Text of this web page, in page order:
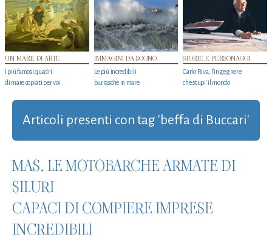
UN MARE DI ARTE
I più famosi quadri
di mare copiati per voi
IMMAGINI DA SOGNO
Le più incredibili
burrasche in mare
STORIE E PERSONAGGI
Carlo Riva, l’ingegnere
che stupi' il mondo
Articoli presenti con tag 'beffa di Buccari'
MAS, LE MOTOBARCHE ARMATE DI
SILURI
CAPACI DI COMPIERE IMPRESE
INCREDIBILI